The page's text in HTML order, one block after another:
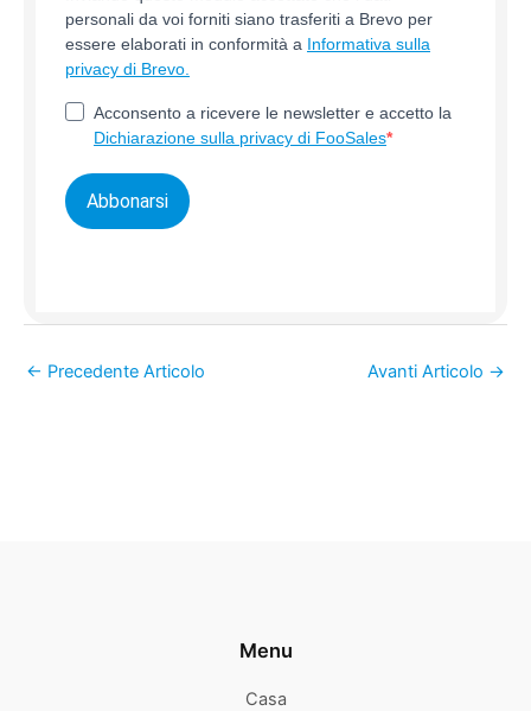
personali da voi forniti siano trasferiti a Brevo per
essere elaborati in conformità a Informativa sulla
privacy di Brevo.
Acconsento a ricevere le newsletter e accetto la
Dichiarazione sulla privacy di FooSales
Abbonarsi
← Precedente Articolo Avanti Articolo →
Menu
Casa